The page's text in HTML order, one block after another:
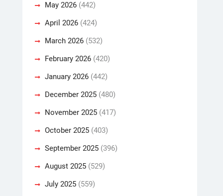
May 2026 (442)
April 2026 (424)
March 2026 (532)
February 2026 (420)
January 2026 (442)
December 2025 (480)
November 2025 (417)
October 2025 (403)
September 2025 (396)
August 2025 (529)
July 2025 (559)